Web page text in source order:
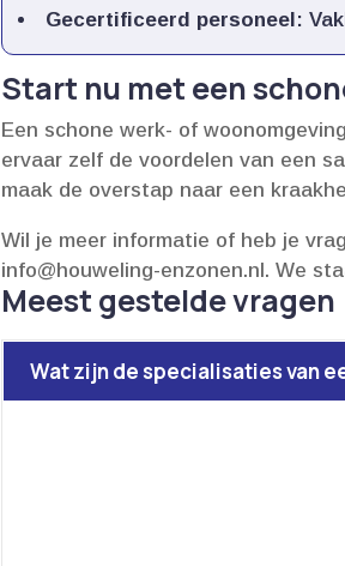
Gecertificeerd personeel:
Start nu met een
Een schone werk- of
ervaar zelf de voordelen van een
maak de overstap naar een
Wil je meer informatie of heb je
info@houweling-enzonen.​nl.​ We
Meest gestelde vragen
Wat zijn de specialisaties van